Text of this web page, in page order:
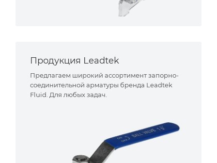
Продукция Leadtek
Предлагаем широкий ассортимент запорно-
соединительной арматуры бренда Leadtek
Fluid. Для любых задач.